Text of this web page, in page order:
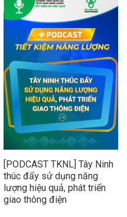
[PODCAST TKNL] Tây Ninh
thúc đẩy sử dụng năng
lượng hiệu quả, phát triển
giao thông điện